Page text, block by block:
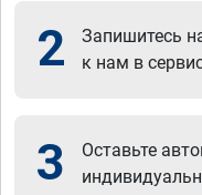
2
Запишитесь
к нам в
3
Оставьте